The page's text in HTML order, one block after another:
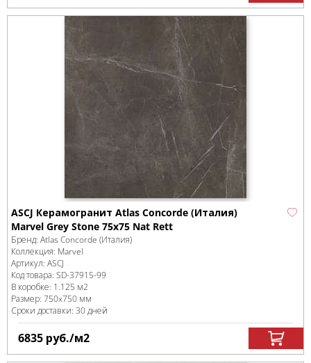
ASCJ Керамогранит Atlas Concorde (Италия)
Marvel Grey Stone 75x75 Nat Rett
Бренд: Atlas Concorde (Италия)
Коллекция: Marvel
Артикул: ASCJ
Код товара: SD-37915-99
В коробке: 1.125 м2
Размер: 750x750 мм
Сроки доставки: 30 дней
6835 руб./м2